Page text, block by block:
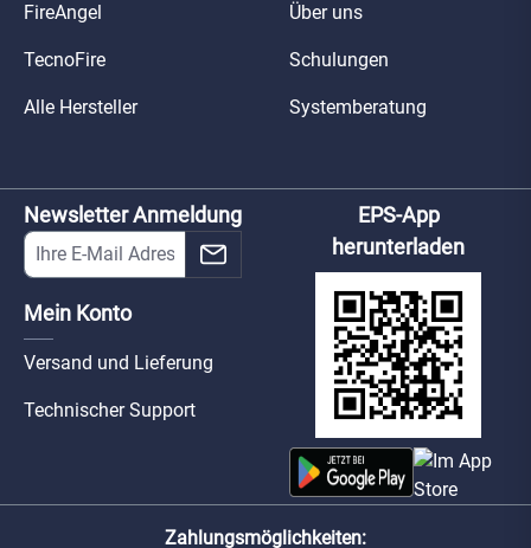
FireAngel
TecnoFire
Alle Hersteller
Über uns
Schulungen
Systemberatung
Newsletter Anmeldung
Mein Konto
Versand und Lieferung
Technischer Support
EPS-App
herunterladen
Zahlungsmöglichkeiten: